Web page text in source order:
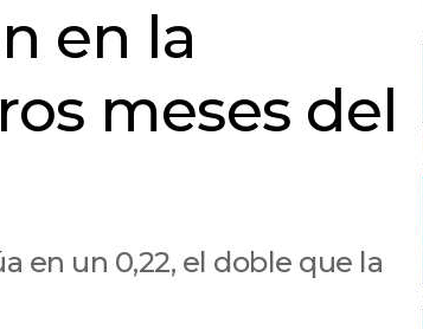
en la
meses del
en un 0,22, el doble que la